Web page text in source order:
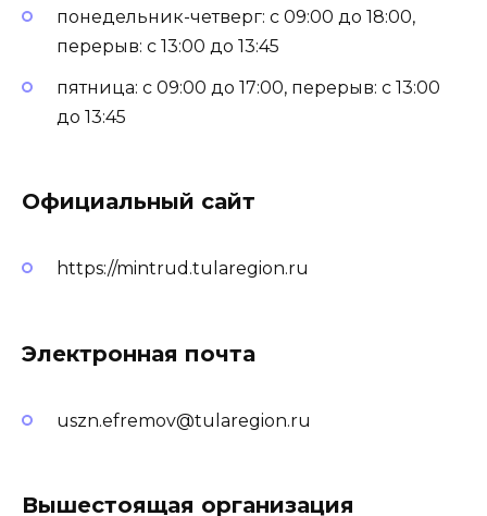
понедельник-четверг: с 09:00 до 18:00,
перерыв: с 13:00 до 13:45
пятница: с 09:00 до 17:00, перерыв: с 13:00
до 13:45
Официальный сайт
https://mintrud.tularegion.ru
Электронная почта
uszn.efremov@tularegion.ru
Вышестоящая организация